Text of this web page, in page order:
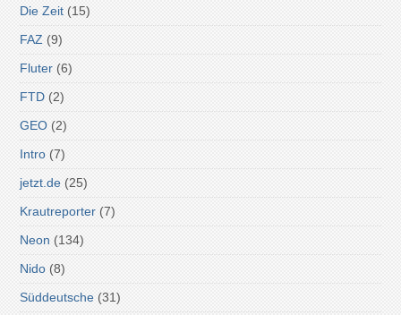
Die Zeit (15)
FAZ (9)
Fluter (6)
FTD (2)
GEO (2)
Intro (7)
jetzt.de (25)
Krautreporter (7)
Neon (134)
Nido (8)
Süddeutsche (31)